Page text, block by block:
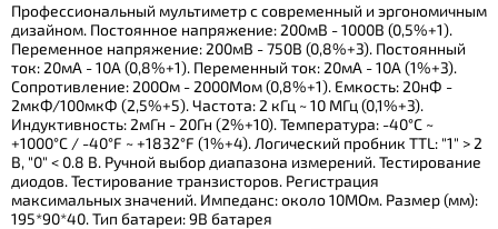
Профессиональный мультиметр с современный и эргономичным
дизайном. Постоянное напряжение: 200мВ - 1000В (0,5%+1).
Переменное напряжение: 200мВ - 750В (0,8%+3). Постоянный
ток: 20мА - 10А (0,8%+1). Переменный ток: 20мА - 10А (1%+3).
Сопротивление: 200Ом - 2000Мом (0,8%+1). Емкость: 20нФ -
2мкФ/100мкФ (2,5%+5). Частота: 2 кГц ~ 10 МГц (0,1%+3).
Индуктивность: 2мГн - 20Гн (2%+10). Температура: -40°C ~
+1000°C / -40°F ~ +1832°F (1%+4). Логический пробник TTL: "1" > 2
В, "0" < 0.8 В. Ручной выбор диапазона измерений. Тестирование
диодов. Тестирование транзисторов. Регистрация
максимальных значений. Импеданс: около 10МОм. Размер (мм):
195*90*40. Тип батареи: 9В батарея